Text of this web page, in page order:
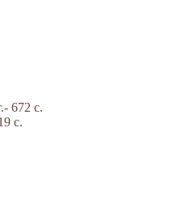
672 с.
с.